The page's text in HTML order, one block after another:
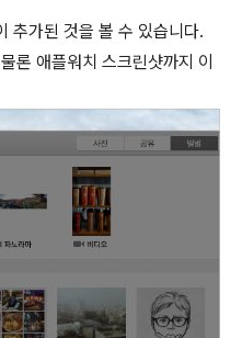
추가된 것을 볼 수 있습니다.
론 애플워치 스크린샷까지 이